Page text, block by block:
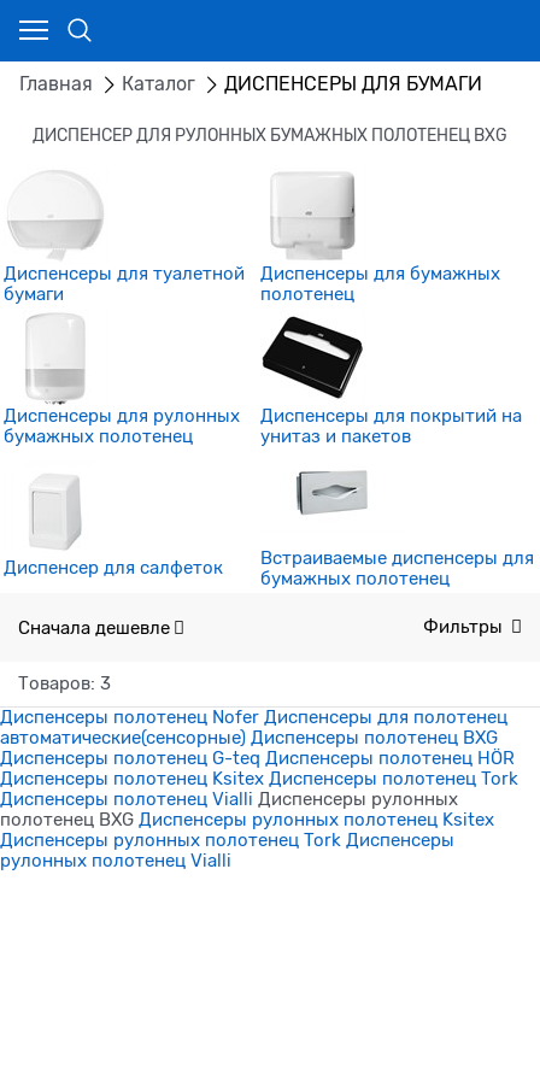
Главная Каталог ДИСПЕНСЕРЫ ДЛЯ БУМАГИ
ДИСПЕНСЕР ДЛЯ РУЛОННЫХ БУМАЖНЫХ ПОЛОТЕНЕЦ BXG
Диспенсеры для туалетной
бумаги
Диспенсеры для бумажных
полотенец
Диспенсеры для рулонных
бумажных полотенец
Диспенсеры для покрытий на
унитаз и пакетов
Диспенсер для салфеток
Встраиваемые диспенсеры для
бумажных полотенец
Сначала дешевле Фильтры
Товаров: 3
Диспенсеры полотенец Nofer Диспенсеры для полотенец
автоматические(сенсорные) Диспенсеры полотенец BXG
Диспенсеры полотенец G-teq Диспенсеры полотенец HÖR
Диспенсеры полотенец Ksitex Диспенсеры полотенец Tork
Диспенсеры полотенец Vialli Диспенсеры рулонных
полотенец BXG Диспенсеры рулонных полотенец Ksitex
Диспенсеры рулонных полотенец Tork Диспенсеры
рулонных полотенец Vialli